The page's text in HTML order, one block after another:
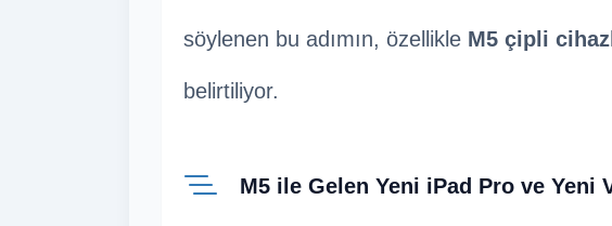
söylenen bu adımın, özellikle M5 çipli
belirtiliyor.
M5 ile Gelen Yeni iPad Pro ve Yeni